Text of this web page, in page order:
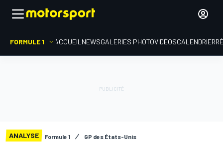
FORMULE 1 ACCUEIL NEWSGALERIES PHOTOVIDÉOSCALENDRIER
ANALYSE Formule 1 GP des États-Unis